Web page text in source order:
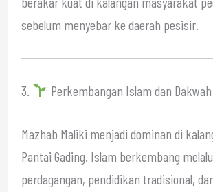
sebelum menyebar ke daerah pesisir.
3. Perkembangan Islam dan Dakwah
Mazhab Maliki menjadi dominan di
Pantai Gading. Islam berkembang
perdagangan, pendidikan tradisional,